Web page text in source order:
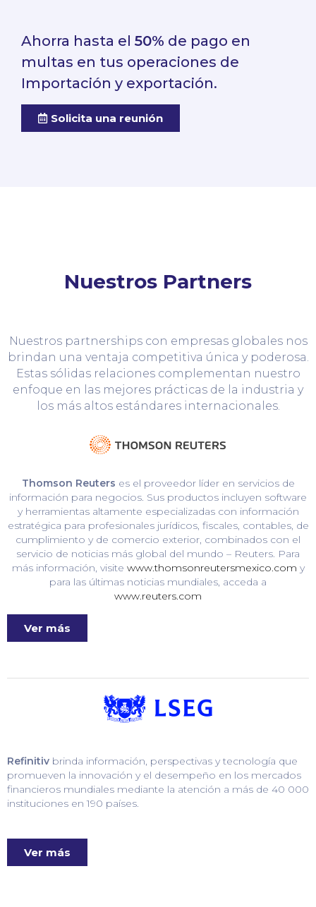
Ahorra hasta el 50% de pago en
multas en tus operaciones de
Importación y exportación.
Solicita una reunión
Nuestros Partners
Nuestros partnerships con empresas globales nos
brindan una ventaja competitiva única y poderosa.
Estas sólidas relaciones complementan nuestro
enfoque en las mejores prácticas de la industria y
los más altos estándares internacionales.
Thomson Reuters es el proveedor líder en servicios de
información para negocios. Sus productos incluyen software
y herramientas altamente especializadas con información
estratégica para profesionales jurídicos, fiscales, contables, de
cumplimiento y de comercio exterior, combinados con el
servicio de noticias más global del mundo – Reuters. Para
más información, visite www.thomsonreutersmexico.com y
para las últimas noticias mundiales, acceda a
www.reuters.com
Ver más
Refinitiv brinda información, perspectivas y tecnología que
promueven la innovación y el desempeño en los mercados
financieros mundiales mediante la atención a más de 40 000
instituciones en 190 países.
Ver más